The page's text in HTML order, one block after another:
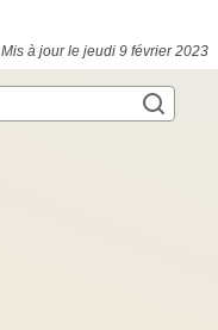
Mis à jour le jeudi 9 février 2023